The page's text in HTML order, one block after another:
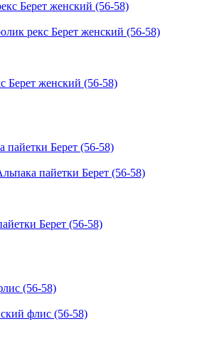
рекс Берет женский (56-58)
Берет женский (56-58)
пайетки Берет (56-58)
Берет (56-58)
флис (56-58)